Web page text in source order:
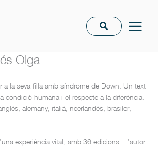
Olga
a la seva filla amb síndrome de Down. Un text
condició humana i el respecte a la diferència.
alemany, italià, neerlandés, brasiler,
experiència vital, amb 36 edicions. L’autor